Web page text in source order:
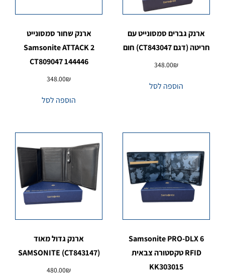
ארנק גברים סמסונייט עם
חריטה (דגם CT843047) חום
348.00₪
הוספה לסל
ארנק שחור סמסונייט
Samsonite ATTACK 2
CT809047 144446
348.00₪
הוספה לסל
Samsonite PRO-DLX 6
RFID טקסטורה צבאית
KK303015
ארנק גדול מאוד
SAMSONITE (CT843147)
480.00₪